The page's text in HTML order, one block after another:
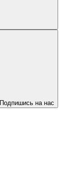
Подпишись на нас